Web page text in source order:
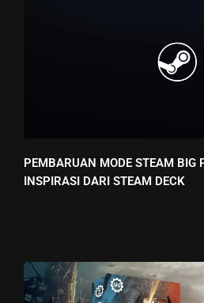
PEMBARUAN MODE STEAM BIG
INSPIRASI DARI STEAM DECK